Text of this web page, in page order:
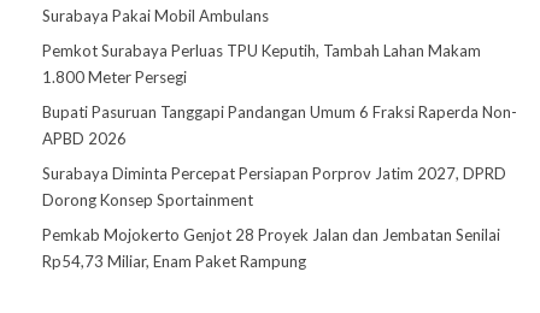
Surabaya Pakai Mobil Ambulans
Pemkot Surabaya Perluas TPU Keputih, Tambah Lahan Makam
1.800 Meter Persegi
Bupati Pasuruan Tanggapi Pandangan Umum 6 Fraksi Raperda Non-
APBD 2026
Surabaya Diminta Percepat Persiapan Porprov Jatim 2027, DPRD
Dorong Konsep Sportainment
Pemkab Mojokerto Genjot 28 Proyek Jalan dan Jembatan Senilai
Rp54,73 Miliar, Enam Paket Rampung